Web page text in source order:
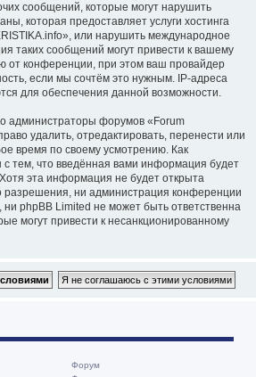
сообщений, которые могут нарушить
которая предоставляет услуги хостинга
или нарушить международное
таких сообщений могут привести к вашему
от конференции, при этом ваш провайдер
если мы сочтём это нужным. IP-адреса
для обеспечения данной возможности.
администраторы форумов «Forum
удалить, отредактировать, перенести или
время по своему усмотрению. Как
с тем, что введённая вами информация будет
эта информация не будет открыта
разрешения, ни администрация конференции
ни phpBB Limited не может быть ответственна
могут привести к несанкционированному
Форум